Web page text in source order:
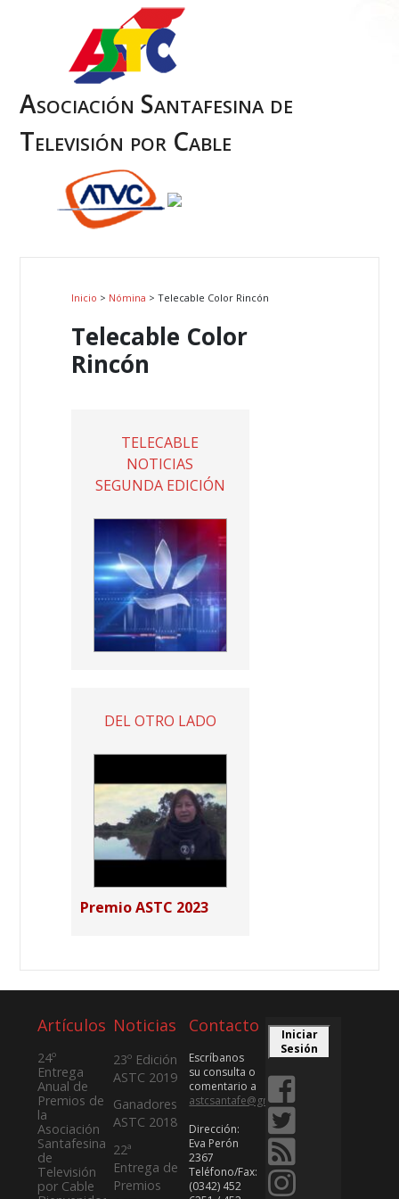
Asociación Santafesina de
Televisión por Cable
Inicio > Nómina > Telecable Color Rincón
Telecable Color
Rincón
TELECABLE
NOTICIAS
SEGUNDA EDICIÓN
DEL OTRO LADO
Premio ASTC 2023
Artículos
24º
Entrega
Anual de
Premios de
la
Asociación
Santafesina
de
Televisión
por Cable
Noticias
23º Edición
ASTC 2019
Ganadores
ASTC 2018
22ª
Entrega de
Premios
Contacto
Escríbanos
su consulta o
comentario a
astcsantafe@gmail.com
Dirección:
Eva Perón
2367
Teléfono/Fax:
(0342) 452
Iniciar
Sesión